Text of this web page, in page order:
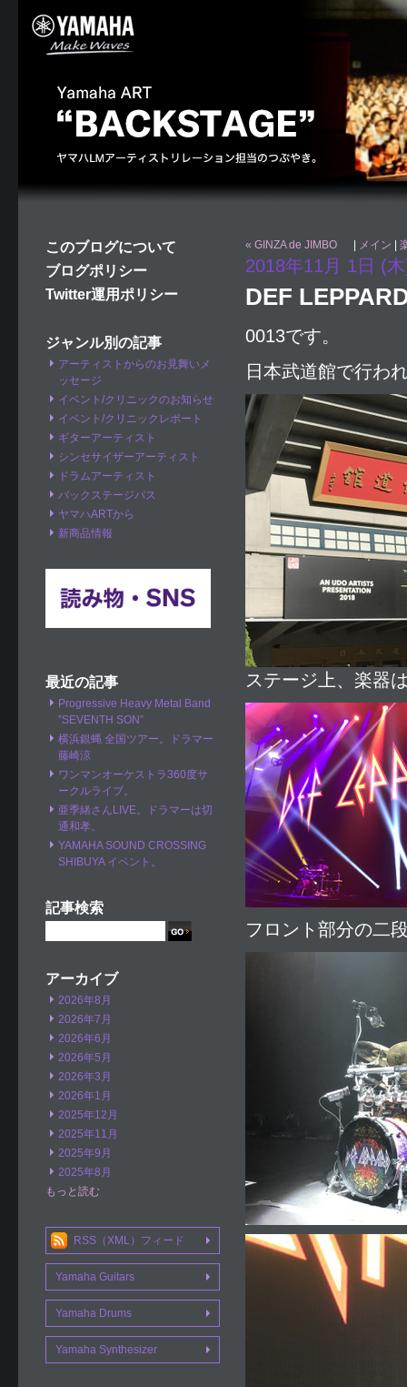
このブログについて
ブログポリシー
Twitter運用ポリシー
ジャンル別の記事
アーティストからのお見舞いメ
ッセージ
イベント/クリニックのお知らせ
イベント/クリニックレポート
ギターアーティスト
シンセサイザーアーティスト
ドラムアーティスト
バックステージパス
ヤマハARTから
新商品情報
最近の記事
Progressive Heavy Metal Band
”SEVENTH SON”
横浜銀蝿 全国ツアー。ドラマー
藤崎涼
ワンマンオーケストラ360度サ
ークルライブ。
亜季緒さんLIVE。ドラマーは切
通和孝。
YAMAHA SOUND CROSSING
SHIBUYA イベント。
記事検索
アーカイブ
2026年8月
2026年7月
2026年6月
2026年5月
2026年3月
2026年1月
2025年12月
2025年11月
2025年9月
2025年8月
もっと読む
RSS（XML）フィード
Yamaha Guitars
Yamaha Drums
Yamaha Synthesizer
« GINZA de JIMBO メイン
2018年11月 1日 (
DEF
0013です。
日本武道館で行わ
ステージ上、楽器
フロント部分の二